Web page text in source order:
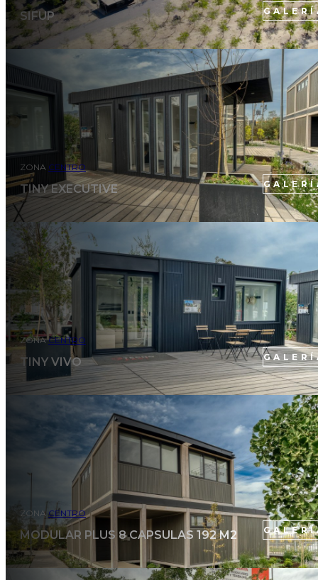
SIFUP
ZONA CENTRO
TINY EXECUTIVE
ZONACENTRO
TINY VIVO
ZONA CENTRO
MODULAR PLUS 8 CAPSULAS 192 M2